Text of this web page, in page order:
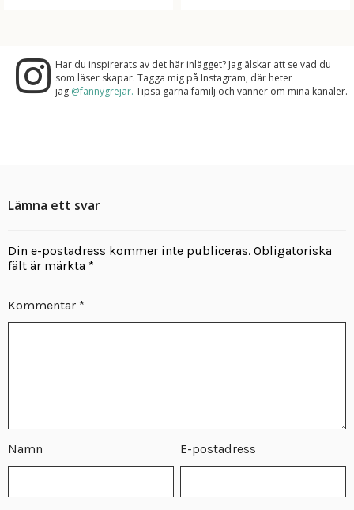
Har du inspirerats av det här inlägget? Jag älskar att se vad du
som läser skapar. Tagga mig på Instagram, där heter
jag @fannygrejar. Tipsa gärna familj och vänner om mina kanaler.
Lämna ett svar
Din e-postadress kommer inte publiceras. Obligatoriska
fält är märkta *
Kommentar *
Namn E-postadress